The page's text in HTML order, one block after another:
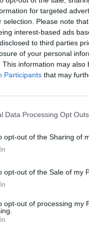
for targeted
selection. Please note
interest-based ads
to third parties
of your personal
This information may
Participants that may
Data Processing Opt Outs
opt-out of the Sharing of
opt-out of the Sale of my
opt-out of processing my
γνωστό, ορίστηκε η
στην
παροχή εξηγήσεων.
Υποεπιτροπής
Καρδίτσας καθώς
με παράδειγμα
το πρωί, μέχρι αργά